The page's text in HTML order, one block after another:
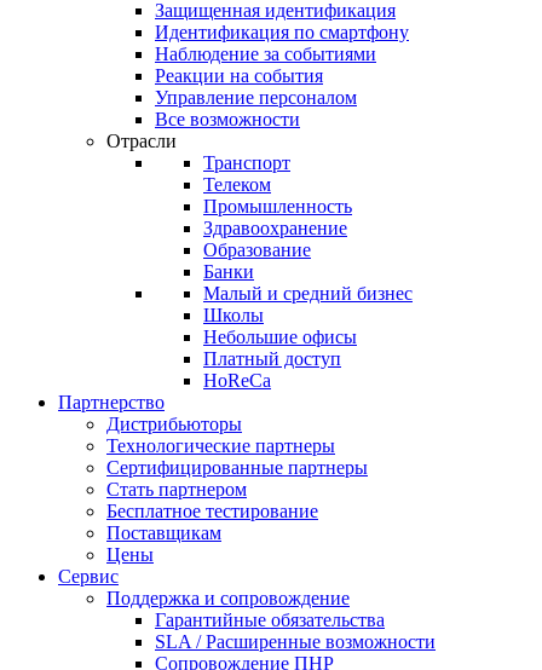
Защищенная идентификация
Идентификация по смартфону
Наблюдение за событиями
Реакции на события
Управление персоналом
Все возможности
Отрасли
Транспорт
Телеком
Промышленность
Здравоохранение
Образование
Банки
Малый и средний бизнес
Школы
Небольшие офисы
Платный доступ
HoReCa
Партнерство
Дистрибьюторы
Технологические партнеры
Сертифицированные партнеры
Стать партнером
Бесплатное тестирование
Поставщикам
Цены
Сервис
Поддержка и сопровождение
Гарантийные обязательства
SLA / Расширенные возможности
Сопровождение ПНР